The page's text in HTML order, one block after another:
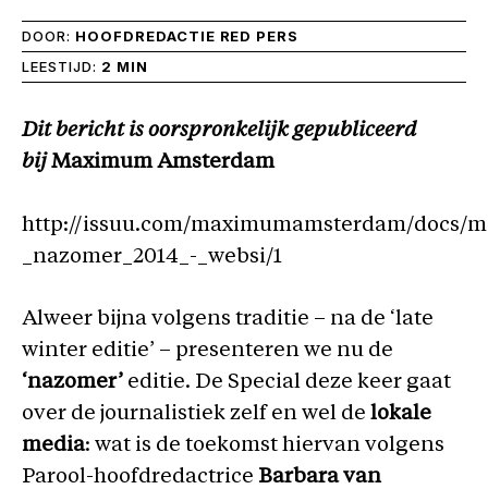
DOOR: HOOFDREDACTIE RED PERS
LEESTIJD: 2 MIN
Dit bericht is oorspronkelijk gepubliceerd
bij Maximum Amsterdam
http://issuu.com/maximumamsterdam/docs/
_nazomer_2014_-_websi/1
Alweer bijna volgens traditie – na de ‘late
winter editie’ – presenteren we nu de
‘nazomer’ editie. De Special deze keer gaat
over de journalistiek zelf en wel de lokale
media: wat is de toekomst hiervan volgens
Parool-hoofdredactrice Barbara van